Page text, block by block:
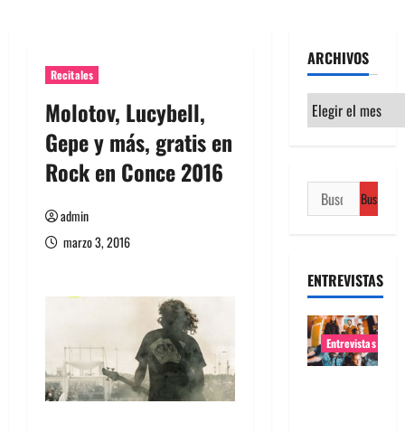
Recitales
Molotov, Lucybell,
Gepe y más, gratis en
Rock en Conce 2016
admin
marzo 3, 2016
ARCHIVOS
Archivos
Buscar:
ENTREVISTAS
Entrevistas